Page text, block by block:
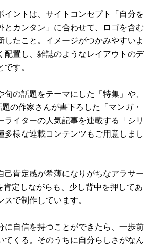
イントは、サイトコンセプト「自分を
とカンタン」に合わせて、ロゴを含む
したこと。イメージがつかみやすいよ
配置し、雑誌のようなレイアウトのデ
す。
旬の話題をテーマにした「特集」や、
題の作家さんが書下ろした「マンガ・
ライターの人気記事を連載する「シリ
多様な連載コンテンツもご用意しまし
己肯定感が希薄になりがちなアラサー
肯定しながらも、少し背中を押してあ
で制作しています。
に自信を持つことができたら、一歩前
てくる。そのうちに自分らしさがなん